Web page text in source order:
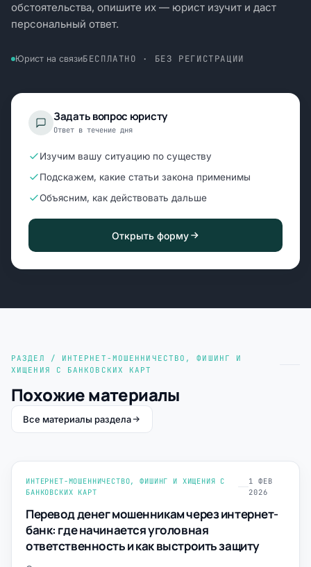
обстоятельства, опишите их — юрист изучит и даст
персональный ответ.
Юрист на связиБЕСПЛАТНО · БЕЗ РЕГИСТРАЦИИ
Задать вопрос юристу
Ответ в течение дня
Изучим вашу ситуацию по существу
Подскажем, какие статьи закона применимы
Объясним, как действовать дальше
Открыть форму
РАЗДЕЛ / ИНТЕРНЕТ-МОШЕННИЧЕСТВО, ФИШИНГ И
ХИЩЕНИЯ С БАНКОВСКИХ КАРТ
Похожие материалы
Все материалы раздела
ИНТЕРНЕТ-МОШЕННИЧЕСТВО, ФИШИНГ И ХИЩЕНИЯ С
БАНКОВСКИХ КАРТ
1 ФЕВ
2026
Перевод денег мошенникам через интернет-
банк: где начинается уголовная
ответственность и как выстроить защиту